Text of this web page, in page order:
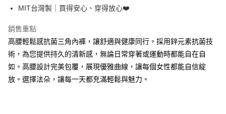
悠遊付
大哥付你分期
相關說明
1.本服務由台灣大哥大提供，台灣大哥大用戶可立即使用無須另外申請。
2.付款方式選擇「大哥付你分期」，訂單成立後會自動跳轉到大哥付的交易
流程，驗證手機門號後，選擇欲分期的期數、繳款截止日，確認付款後即完
成交易。
ATM付款
運送方式
MIT台灣製｜買得安心、穿得放心❤️
銷售重點
高腰輕鬆感抗菌三角內褲，讓舒適與健康同行。採用鋅元素抗菌技
術，為您提供持久的清新感，無論日常穿著或運動時都能自在自
如。高腰設計完美包覆，展現優雅曲線，讓每個女性都能自信綻
放。選擇法朵，讓每一天都充滿輕鬆與魅力。